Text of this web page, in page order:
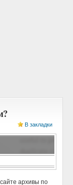
В закладки
архивы по